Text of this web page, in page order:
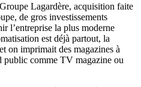
Lagardère, acquisition faite
de gros investissements
l’entreprise la plus moderne
est déjà partout, la
on imprimait des magazines à
public comme TV magazine ou